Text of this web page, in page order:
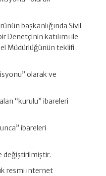
başkanlığında Sivil
Denetçinin katılımı ile
Müdürlüğünün teklifi
olarak ve
“kurulu” ibareleri
ibareleri
değiştirilmiştir.
resmi internet